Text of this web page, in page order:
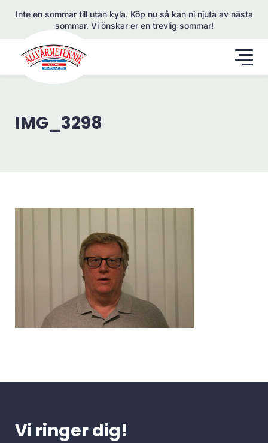
Inte en sommar till utan kyla. Köp nu så kan ni njuta av nästa
sommar. Vi önskar er en trevlig sommar!
IMG_3298
Vi ringer dig!